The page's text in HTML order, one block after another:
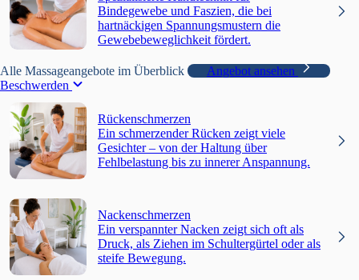
Bindegewebe und Faszien, die bei
hartnäckigen Spannungsmustern die
Gewebebeweglichkeit fördert.
Alle Massageangebote im Überblick
Angebot ansehen
Beschwerden
Rückenschmerzen
Ein schmerzender Rücken zeigt viele
Gesichter – von der Haltung über
Fehlbelastung bis zu innerer Anspannung.
Nackenschmerzen
Ein verspannter Nacken zeigt sich oft als
Druck, als Ziehen im Schultergürtel oder als
steife Bewegung.